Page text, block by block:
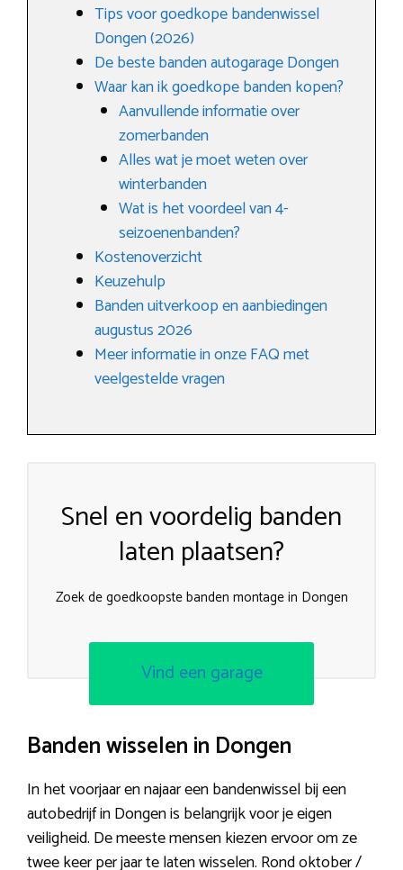
Tips voor goedkope bandenwissel
Dongen (2026)
De beste banden autogarage Dongen
Waar kan ik goedkope banden kopen?
Aanvullende informatie over
zomerbanden
Alles wat je moet weten over
winterbanden
Wat is het voordeel van 4-
seizoenenbanden?
Kostenoverzicht
Keuzehulp
Banden uitverkoop en aanbiedingen
augustus 2026
Meer informatie in onze FAQ met
veelgestelde vragen
Snel en voordelig banden
laten plaatsen?
Zoek de goedkoopste banden montage in Dongen
Vind een garage
Banden wisselen in Dongen
In het voorjaar en najaar een bandenwissel bij een
autobedrijf in Dongen is belangrijk voor je eigen
veiligheid. De meeste mensen kiezen ervoor om ze
twee keer per jaar te laten wisselen. Rond oktober /